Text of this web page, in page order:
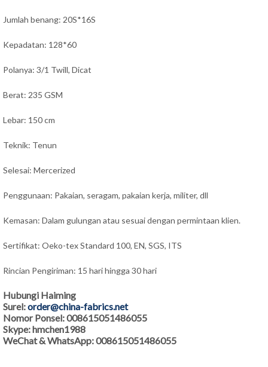
Jumlah benang: 20S*16S
Kepadatan: 128*60
Polanya: 3/1 Twill, Dicat
Berat: 235 GSM
Lebar: 150 cm
Teknik: Tenun
Selesai: Mercerized
Penggunaan: Pakaian, seragam, pakaian kerja, militer, dll
Kemasan: Dalam gulungan atau sesuai dengan permintaan klien.
Sertifikat: Oeko-tex Standard 100, EN, SGS, ITS
Rincian Pengiriman: 15 hari hingga 30 hari
Hubungi Haiming
Surel:order@china-fabrics.net
Nomor Ponsel: 008615051486055
Skype: hmchen1988
WeChat & WhatsApp: 008615051486055